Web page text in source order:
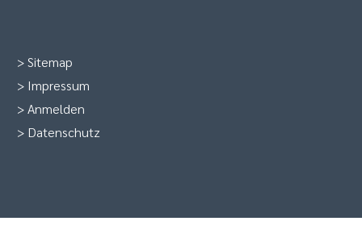
>Sitemap
> Impressum
>Anmelden
> Datenschutz